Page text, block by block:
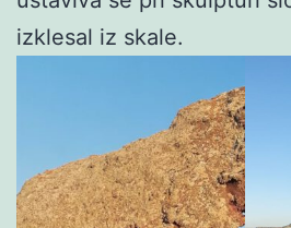
izklesal iz skale.